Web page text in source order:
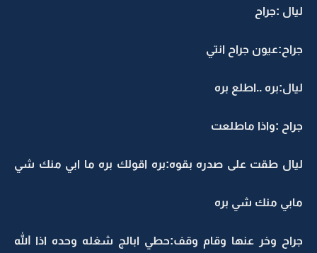
ليال :جراح
جراح:عيون جراح انتي
ليال:بره ..اطلع بره
جراح :واذا ماطلعت
ليال طقت على صدره بقوه:بره اقولك بره ما ابي منك شي
مابي منك شي بره
جراح وخر عنها وقام وقف:حطي ابالج شغله وحده اذا الله